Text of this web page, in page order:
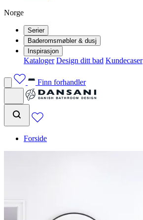
Norge
Serier
Baderomsmøbler & dusj
Inspirasjon
Kataloger Design ditt bad Kundecaser
Finn forhandler
Forside